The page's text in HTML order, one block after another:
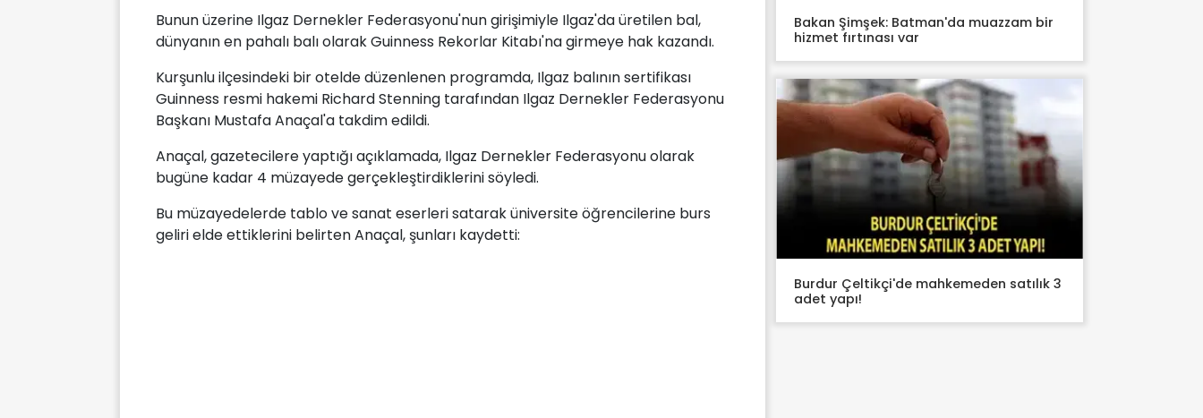
Bunun üzerine Ilgaz Dernekler Federasyonu'nun girişimiyle Ilgaz'da üretilen bal,
dünyanın en pahalı balı olarak Guinness Rekorlar Kitabı'na girmeye hak kazandı.
Kurşunlu ilçesindeki bir otelde düzenlenen programda, Ilgaz balının sertifikası
Guinness resmi hakemi Richard Stenning tarafından Ilgaz Dernekler Federasyonu
Başkanı Mustafa Anaçal'a takdim edildi.
Anaçal, gazetecilere yaptığı açıklamada, Ilgaz Dernekler Federasyonu olarak
bugüne kadar 4 müzayede gerçekleştirdiklerini söyledi.
Bu müzayedelerde tablo ve sanat eserleri satarak üniversite öğrencilerine burs
geliri elde ettiklerini belirten Anaçal, şunları kaydetti:
Bakan Şimşek: Batman'da muazzam bir
hizmet fırtınası var
Burdur Çeltikçi'de mahkemeden satılık 3
adet yapı!